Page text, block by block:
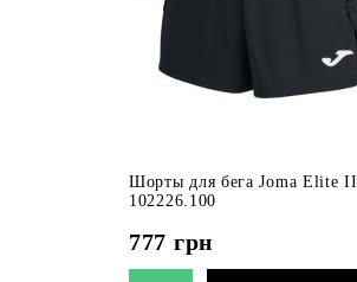
Шорты для бега Joma Elite II
102226.100
777 грн